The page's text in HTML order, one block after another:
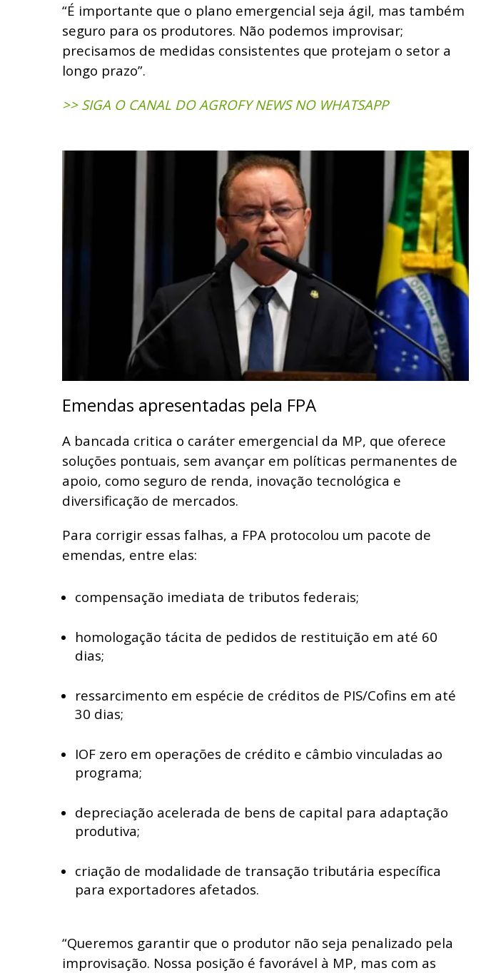
“É importante que o plano emergencial seja ágil, mas também
seguro para os produtores. Não podemos improvisar;
precisamos de medidas consistentes que protejam o setor a
longo prazo”.
>> SIGA O CANAL DO AGROFY NEWS NO WHATSAPP
Emendas apresentadas pela FPA
A bancada critica o caráter emergencial da MP, que oferece
soluções pontuais, sem avançar em políticas permanentes de
apoio, como seguro de renda, inovação tecnológica e
diversificação de mercados.
Para corrigir essas falhas, a FPA protocolou um pacote de
emendas, entre elas:
compensação imediata de tributos federais;
homologação tácita de pedidos de restituição em até 60
dias;
ressarcimento em espécie de créditos de PIS/Cofins em até
30 dias;
IOF zero em operações de crédito e câmbio vinculadas ao
programa;
depreciação acelerada de bens de capital para adaptação
produtiva;
criação de modalidade de transação tributária específica
para exportadores afetados.
“Queremos garantir que o produtor não seja penalizado pela
improvisação. Nossa posição é favorável à MP, mas com as